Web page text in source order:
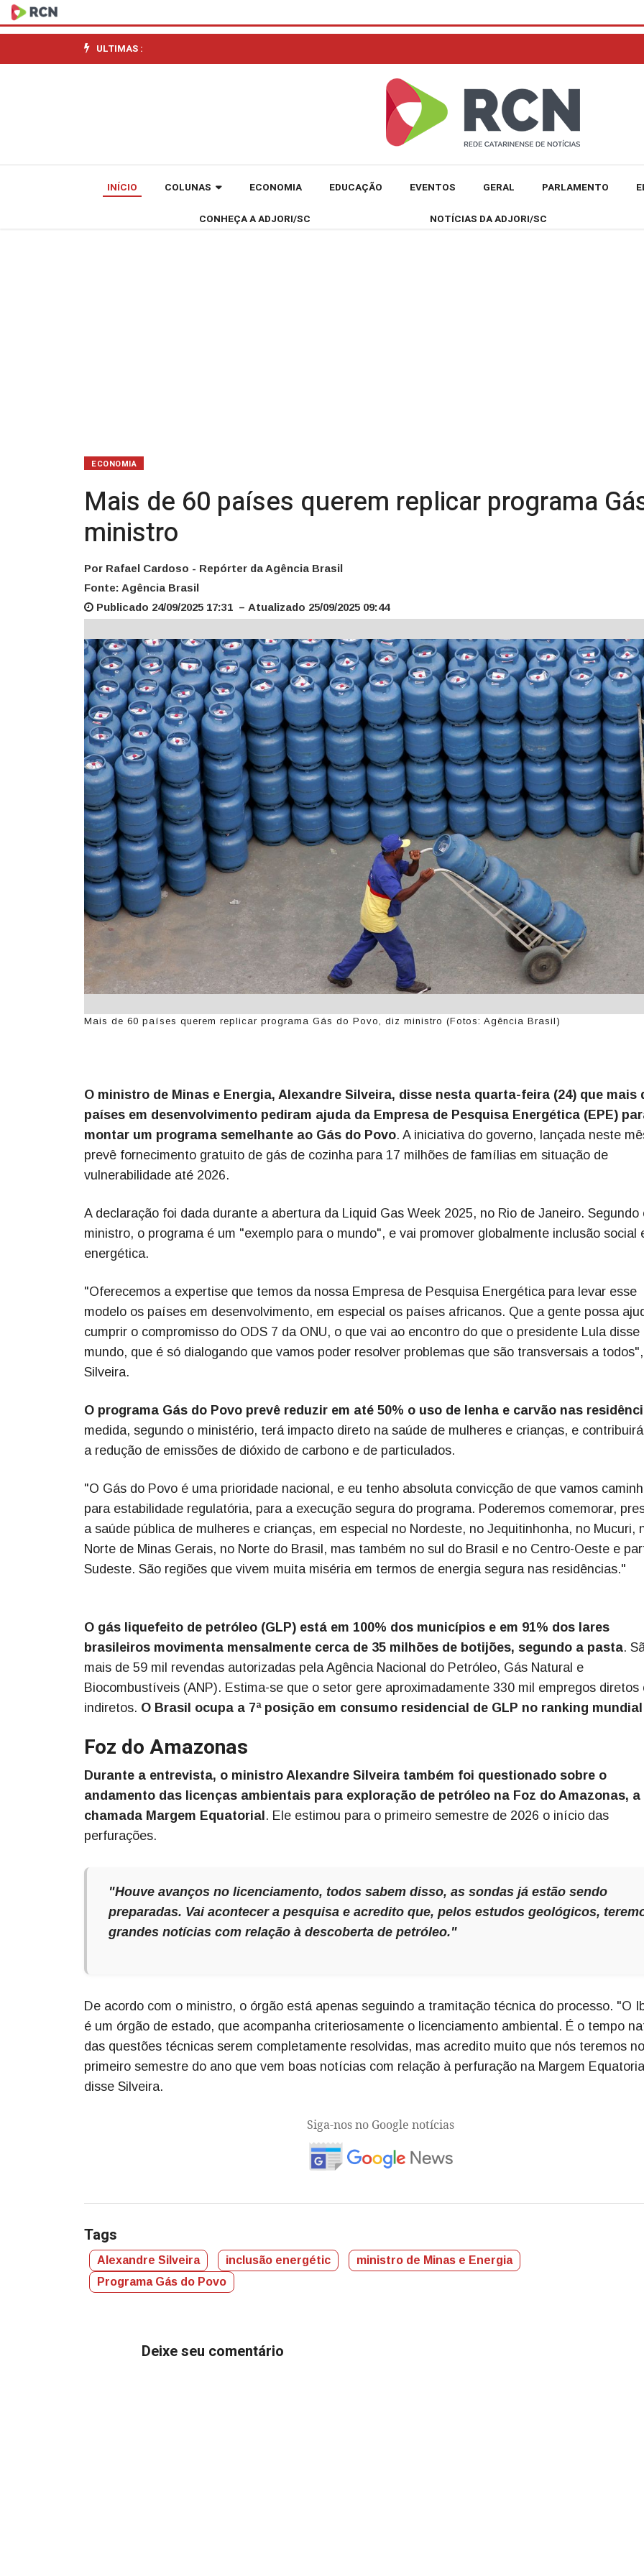
Mais
de
60
replicar
programa
ULTIMAS :
INÍCIO COLUNAS ECONOMIA EDUCAÇÃO EVENTOS GERAL PARLAMENTO
CONHEÇA A ADJORI/SC NOTÍCIAS DA ADJORI/SC
ECONOMIA
Mais de 60 países querem replicar programa
ministro
Por Rafael Cardoso - Repórter da Agência Brasil
Fonte: Agência Brasil
Publicado 24/09/2025 17:31 – Atualizado 25/09/2025 09:44
Mais de 60 países querem replicar programa Gás do Povo, diz ministro (Fotos: Agência Brasil)
O ministro de Minas e Energia, Alexandre Silveira, disse nesta quarta-feira (24) que mais
países em desenvolvimento pediram ajuda da Empresa de Pesquisa Energética (EPE)
montar um programa semelhante ao Gás do Povo. A iniciativa do governo, lançada neste
prevê fornecimento gratuito de gás de cozinha para 17 milhões de famílias em situação de
vulnerabilidade até 2026.
A declaração foi dada durante a abertura da Liquid Gas Week 2025, no Rio de Janeiro. Segundo
ministro, o programa é um "exemplo para o mundo", e vai promover globalmente inclusão social
energética.
"Oferecemos a expertise que temos da nossa Empresa de Pesquisa Energética para levar esse
modelo os países em desenvolvimento, em especial os países africanos. Que a gente possa
cumprir o compromisso do ODS 7 da ONU, o que vai ao encontro do que o presidente Lula disse
mundo, que é só dialogando que vamos poder resolver problemas que são transversais a
Silveira.
O programa Gás do Povo prevê reduzir em até 50% o uso de lenha e carvão nas
medida, segundo o ministério, terá impacto direto na saúde de mulheres e crianças, e
a redução de emissões de dióxido de carbono e de particulados.
"O Gás do Povo é uma prioridade nacional, e eu tenho absoluta convicção de que vamos
para estabilidade regulatória, para a execução segura do programa. Poderemos comemorar,
a saúde pública de mulheres e crianças, em especial no Nordeste, no Jequitinhonha, no Mucuri,
Norte de Minas Gerais, no Norte do Brasil, mas também no sul do Brasil e no Centro-Oeste e
Sudeste. São regiões que vivem muita miséria em termos de energia segura nas residências."
O gás liquefeito de petróleo (GLP) está em 100% dos municípios e em 91% dos lares
brasileiros movimenta mensalmente cerca de 35 milhões de botijões, segundo a pasta.
mais de 59 mil revendas autorizadas pela Agência Nacional do Petróleo, Gás Natural e
Biocombustíveis (ANP). Estima-se que o setor gere aproximadamente 330 mil empregos diretos
indiretos. O Brasil ocupa a 7ª posição em consumo residencial de GLP no ranking mundial
Foz do Amazonas
Durante a entrevista, o ministro Alexandre Silveira também foi questionado sobre o
andamento das licenças ambientais para exploração de petróleo na Foz do Amazonas, a
chamada Margem Equatorial. Ele estimou para o primeiro semestre de 2026 o início das
perfurações.
"Houve avanços no licenciamento, todos sabem disso, as sondas já estão sendo
preparadas. Vai acontecer a pesquisa e acredito que, pelos estudos geológicos,
grandes notícias com relação à descoberta de petróleo."
De acordo com o ministro, o órgão está apenas seguindo a tramitação técnica do processo. "O
é um órgão de estado, que acompanha criteriosamente o licenciamento ambiental. É o tempo
das questões técnicas serem completamente resolvidas, mas acredito muito que nós teremos no
primeiro semestre do ano que vem boas notícias com relação à perfuração na Margem
disse Silveira.
Siga-nos no Google notícias
Tags
Alexandre Silveira inclusão energétic
ministro de Minas e Energia
Programa Gás do Povo
Deixe seu comentário